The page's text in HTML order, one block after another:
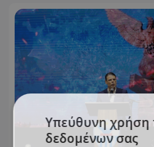
Υπεύθυνη χρήση
δεδομένων σας